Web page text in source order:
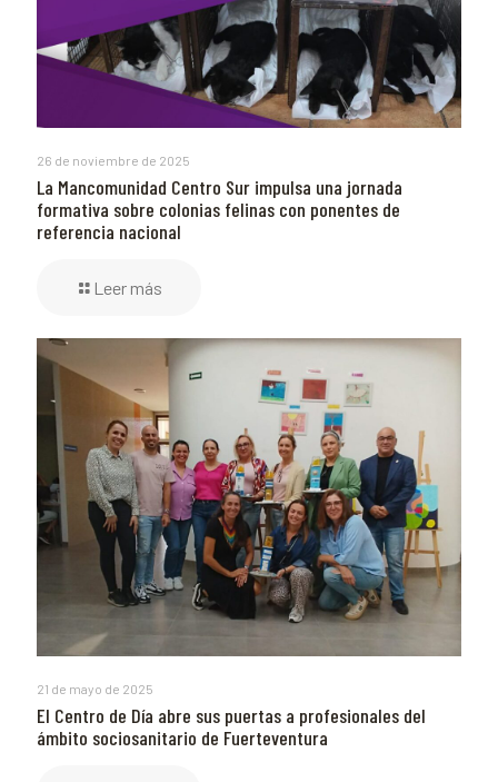
26 de noviembre de 2025
La Mancomunidad Centro Sur impulsa una jornada
formativa sobre colonias felinas con ponentes de
referencia nacional
Leer más
21 de mayo de 2025
El Centro de Día abre sus puertas a profesionales del
ámbito sociosanitario de Fuerteventura